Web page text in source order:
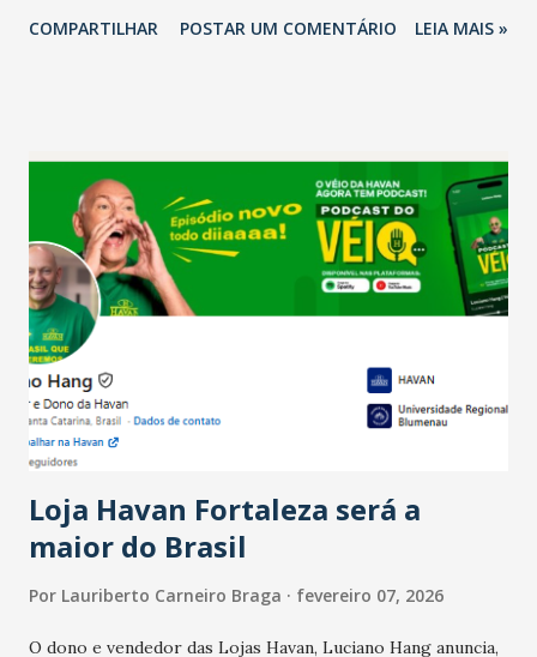
relação ao último trimestre deste ano, 56% também
confraternizações de fim de ano e pelo pagamento do 13º
Salário para um número maior de trabalhadores, já que o
país tem a menor taxa de desemprego dos anos recentes.
Ainda segundo a Pesquisa, em novembro de 2025, 40% dos
bares e restaurantes operaram com lucro e outros 40%
registraram equilíbrio financeiro. Já o percentual de
estabelecimentos no prejuízo ficou em 19%, pouco abaixo
do observado no mês anterior. Outros 1% não existiam em
novembro. Em relação a outubro, o faturamento também
cresceu. De acordo com a pesquisa, 44% dos n...
COMPARTILHAR POSTAR UM COMENTÁRIO LEIA MAIS »
Loja Havan Fortaleza será a
maior do Brasil
Por Lauriberto Carneiro Braga fevereiro 07, 2026
O dono e vendedor das Lojas Havan, Luciano Hang anuncia,